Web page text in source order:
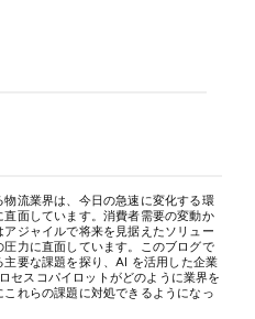
流業界は、今日の急速に変化する環
面しています。消費者需要の変動か
ジャイルで将来を見据えたソリュー
力に直面しています。このブログで
要な課題を探り、AI を活用した企業
セスコパイロットがどのように業界を
れらの課題に対処できるようになっ